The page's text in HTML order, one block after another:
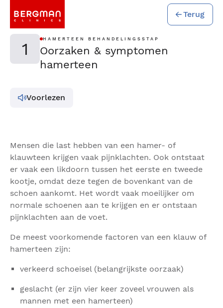
Terug
1 HAMERTEEN BEHANDELINGSSTAP
Oorzaken & symptomen
hamerteen
Voorlezen
Mensen die last hebben van een hamer- of
klauwteen krijgen vaak pijnklachten. Ook ontstaat
er vaak een likdoorn tussen het eerste en tweede
kootje, omdat deze tegen de bovenkant van de
schoen aankomt. Het wordt vaak moeilijker om
normale schoenen aan te krijgen en er ontstaan
pijnklachten aan de voet.
De meest voorkomende factoren van een klauw of
hamerteen zijn:
verkeerd schoeisel (belangrijkste oorzaak)
geslacht (er zijn vier keer zoveel vrouwen als
mannen met een hamerteen)